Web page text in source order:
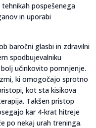
pospešenega
in uporabi
baročni glasbi in zdravilni
spodbujevalniku
učinkovito pomnjenje.
ki omogočajo sprotno
kot sta kisikova
Takšen pristop
kar 4-krat hitreje
po nekaj urah treninga.